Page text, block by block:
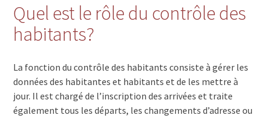
Quel est le rôle du contrôle des
habitants?
La fonction du contrôle des habitants consiste à gérer les
données des habitantes et habitants et de les mettre à
jour. Il est chargé de l’inscription des arrivées et traite
également tous les départs, les changements d’adresse ou